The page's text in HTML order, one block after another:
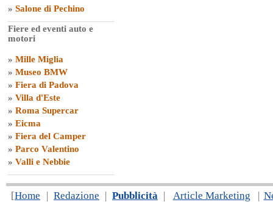
» Salone di Pechino
Fiere ed eventi auto e
motori
» Mille Miglia
» Museo BMW
» Fiera di Padova
» Villa d'Este
» Roma Supercar
» Eicma
» Fiera del Camper
» Parco Valentino
» Valli e Nebbie
[Home | Redazione | Pubblicità | Article Marketing |